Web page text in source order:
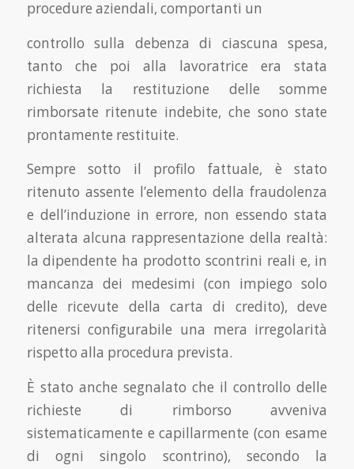
procedure aziendali, comportanti un
controllo sulla debenza di ciascuna spesa,
tanto che poi alla lavoratrice era stata
richiesta la restituzione delle somme
rimborsate ritenute indebite, che sono state
prontamente restituite.
Sempre sotto il profilo fattuale, è stato
ritenuto assente l’elemento della fraudolenza
e dell’induzione in errore, non essendo stata
alterata alcuna rappresentazione della realtà:
la dipendente ha prodotto scontrini reali e, in
mancanza dei medesimi (con impiego solo
delle ricevute della carta di credito), deve
ritenersi configurabile una mera irregolarità
rispetto alla procedura prevista.
È stato anche segnalato che il controllo delle
richieste di rimborso avveniva
sistematicamente e capillarmente (con esame
di ogni singolo scontrino), secondo la